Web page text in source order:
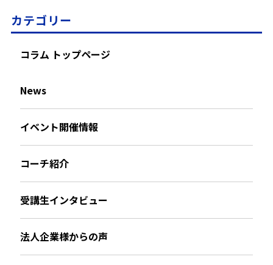
カテゴリー
コラム トップページ
News
イベント開催情報
コーチ紹介
受講生インタビュー
法人企業様からの声